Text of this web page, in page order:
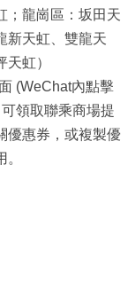
；龍崗區：坂田天
新天虹、雙龍天
虹）
(WeChat內點擊
領取聯乘商場提
優惠券，或複製優